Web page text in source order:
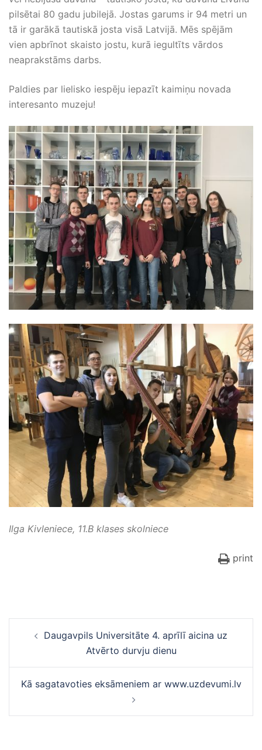
pilsētai 80 gadu jubilejā. Jostas garums ir 94 metri un
tā ir garākā tautiskā josta visā Latvijā. Mēs spējām
vien apbrīnot skaisto jostu, kurā iegultīts vārdos
neaprakstāms darbs.
Paldies par lielisko iespēju iepazīt kaimiņu novada
interesanto muzeju!
Ilga Kivleniece, 11.B klases skolniece
print
navigācija
Daugavpils Universitāte 4. aprīlī aicina uz
Atvērto durvju dienu
Kā sagatavoties eksāmeniem ar www.uzdevumi.lv